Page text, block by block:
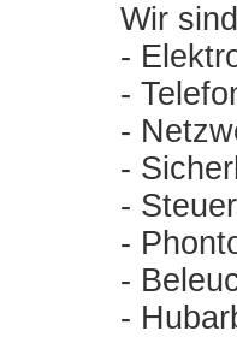
Wir
-
-
-
-
-
-
-
-